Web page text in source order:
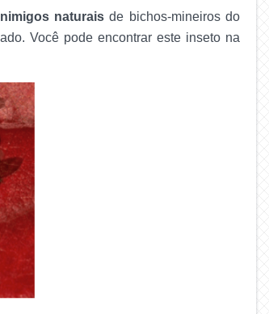
naturaisde bichos-mineiros do
Você pode encontrar este inseto na